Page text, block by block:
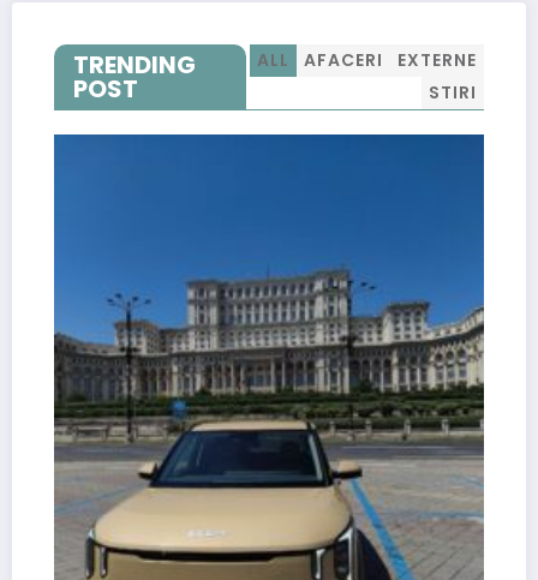
TRENDING
POST
ALL AFACERI
EXTERNE
STIRI